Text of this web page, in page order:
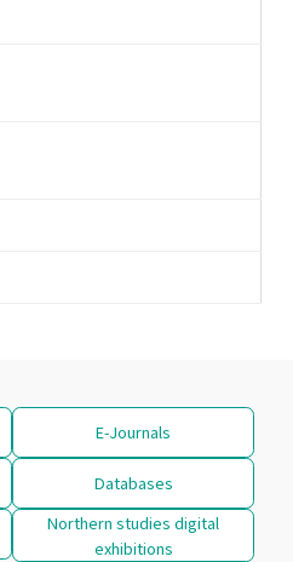
E-Journals
Databases
Northern studies digital
exhibitions